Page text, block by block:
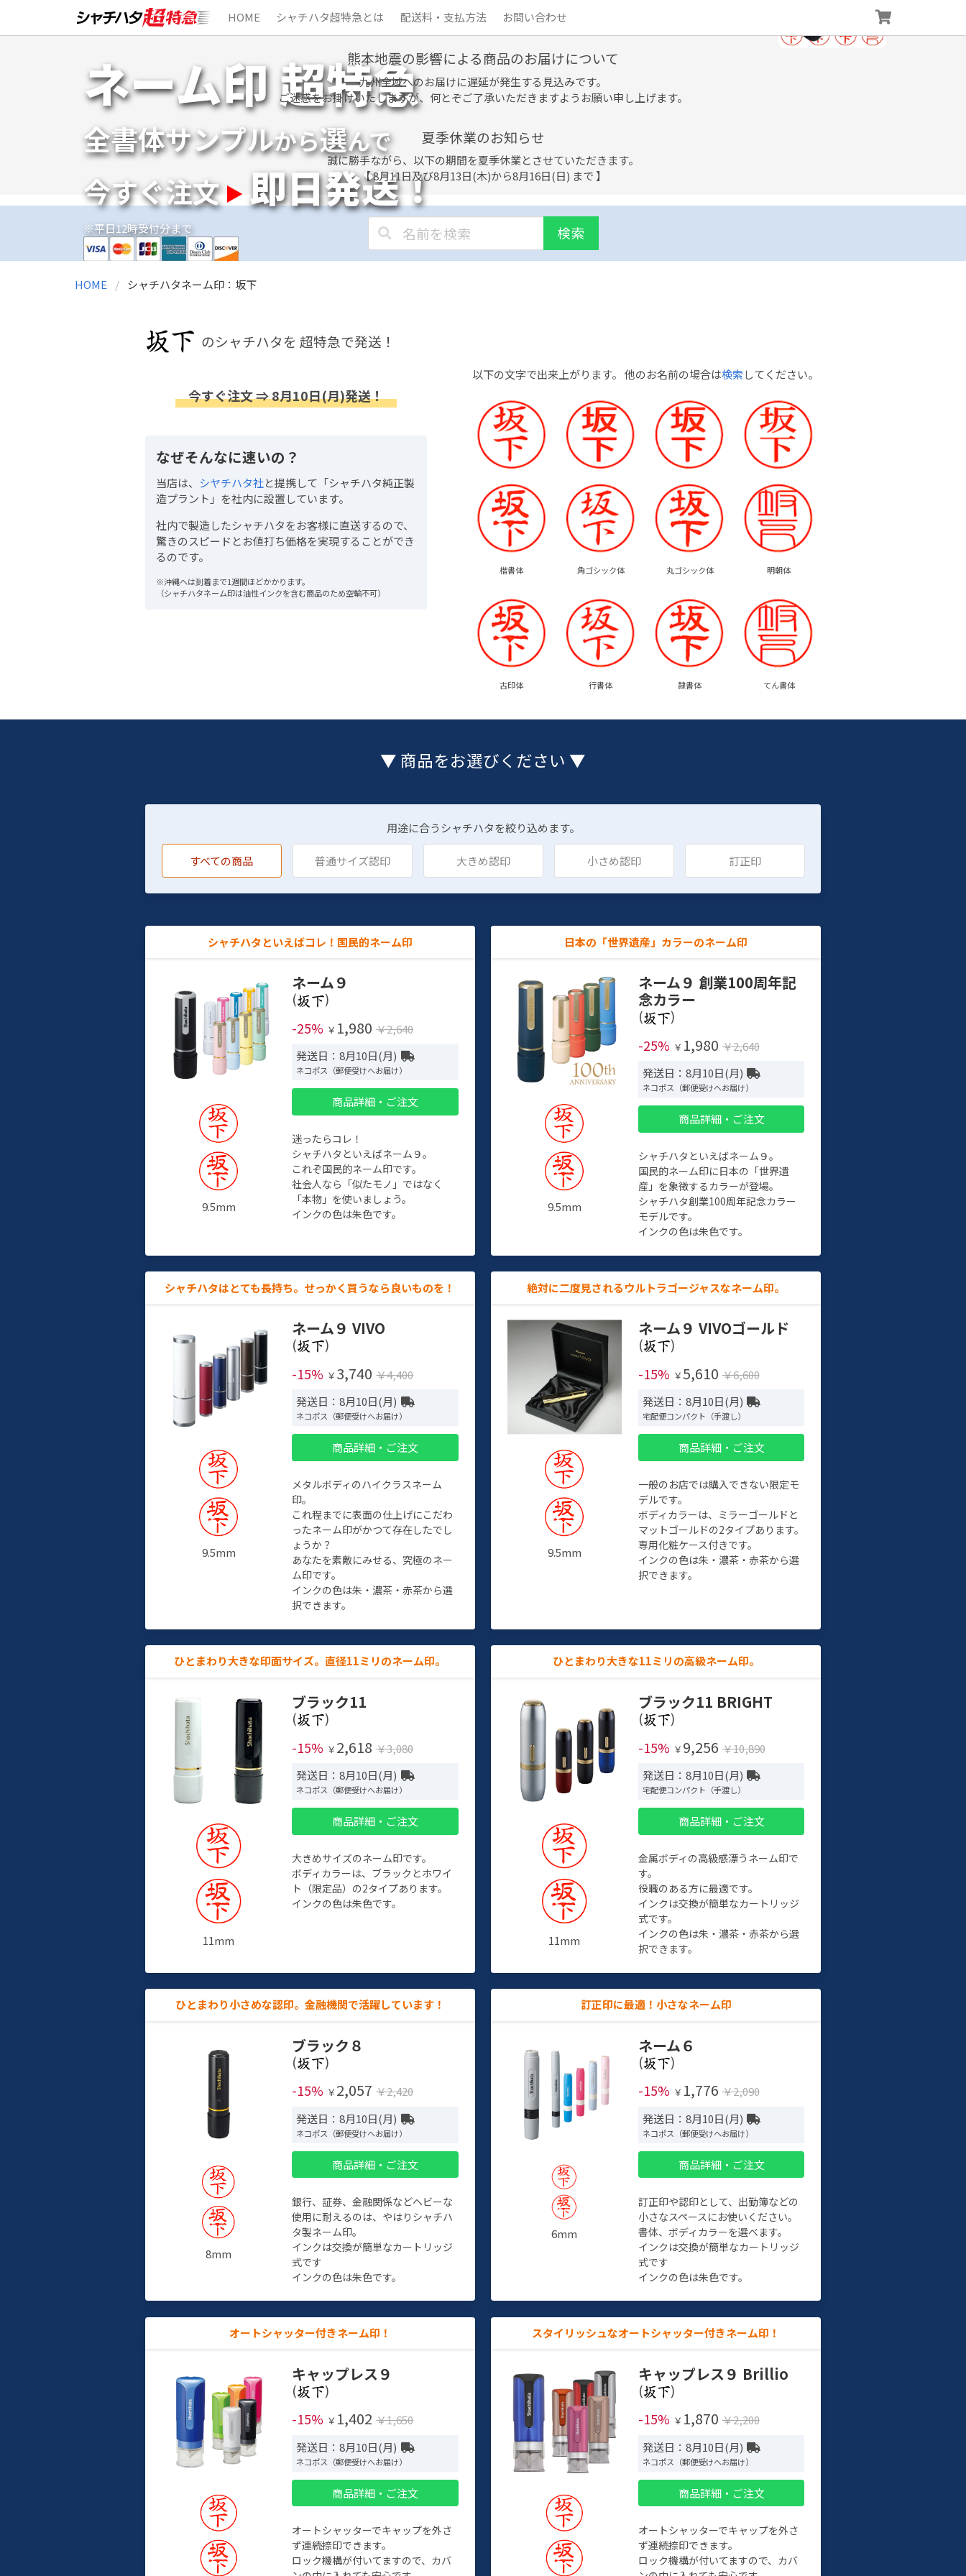
HOME シャチハタ超特急とは 配送料・支払方法 お問い合わせ
ネーム印 超特急
全書体サンプルから選んで
今すぐ注文 即日発送！
※平日12時受付分まで
熊本地震の影響による商品のお届けについて
九州全域へのお届けに遅延が発生する見込みです。
ご迷惑をお掛けいたしますが、何とぞご了承いただきますようお願い申し上げます。
夏季休業のお知らせ
誠に勝手ながら、以下の期間を夏季休業とさせていただきます。
【 8月11日及び8月13日(木)から8月16日(日) まで 】
検索
HOME シャチハタネーム印：坂下
のシャチハタを 超特急で発送！
以下の文字で出来上がります。 他のお名前の場合は検索してください。
楷書体 角ゴシック体 丸ゴシック体 明朝体
古印体 行書体 隷書体 てん書体
今すぐ注文 ⇒ 8月10日(月)発送！
なぜそんなに速いの？
当店は、 シヤチハタ社と提携して「シャチハタ純正製
造プラント」を社内に設置しています。
社内で製造したシャチハタをお客様に直送するので、
驚きのスピードとお値打ち価格を実現することができ
るのです。
※沖縄へは到着まで1週間ほどかかります。
（シャチハタネーム印は油性インクを含む商品のため空輸不可）
▼ 商品をお選びください ▼
用途に合うシャチハタを絞り込めます。
すべての商品 普通サイズ認印 大きめ認印 小さめ認印 訂正印
シャチハタといえばコレ！国民的ネーム印
9.5mm
ネーム９
(
)
-25% ￥ 1,980 ￥2,640
発送日：8月10日(月)
ネコポス（郵便受けへお届け）
商品詳細・ご注文
迷ったらコレ！
シャチハタといえばネーム９。
これぞ国民的ネーム印です。
社会人なら「似たモノ」ではなく
「本物」を使いましょう。
インクの色は朱色です。
日本の「世界遺産」カラーのネーム印
9.5mm
ネーム９ 創業100周年記
念カラー
(
)
-25% ￥ 1,980 ￥2,640
発送日：8月10日(月)
ネコポス（郵便受けへお届け）
商品詳細・ご注文
シャチハタといえばネーム９。
国民的ネーム印に日本の「世界遺
産」を象徴するカラーが登場。
シャチハタ創業100周年記念カラー
モデルです。
インクの色は朱色です。
シャチハタはとても長持ち。せっかく買うなら良いものを！
9.5mm
ネーム９ VIVO
(
)
-15% ￥ 3,740 ￥4,400
発送日：8月10日(月)
ネコポス（郵便受けへお届け）
商品詳細・ご注文
メタルボディのハイクラスネーム
印。
これ程までに表面の仕上げにこだわ
ったネーム印がかつて存在したでし
ょうか？
あなたを素敵にみせる、究極のネー
ム印です。
インクの色は朱・濃茶・赤茶から選
択できます。
絶対に二度見されるウルトラゴージャスなネーム印。
9.5mm
ネーム９ VIVOゴールド
(
)
-15% ￥ 5,610 ￥6,600
発送日：8月10日(月)
宅配便コンパクト（手渡し）
商品詳細・ご注文
一般のお店では購入できない限定モ
デルです。
ボディカラーは、ミラーゴールドと
マットゴールドの2タイプあります。
専用化粧ケース付きです。
インクの色は朱・濃茶・赤茶から選
択できます。
ひとまわり大きな印面サイズ。直径11ミリのネーム印。
11mm
ブラック11
(
)
-15% ￥ 2,618 ￥3,080
発送日：8月10日(月)
ネコポス（郵便受けへお届け）
商品詳細・ご注文
大きめサイズのネーム印です。
ボディカラーは、ブラックとホワイ
ト（限定品）の2タイプあります。
インクの色は朱色です。
ひとまわり大きな11ミリの高級ネーム印。
11mm
ブラック11 BRIGHT
(
)
-15% ￥ 9,256 ￥10,890
発送日：8月10日(月)
宅配便コンパクト（手渡し）
商品詳細・ご注文
金属ボディの高級感漂うネーム印で
す。
役職のある方に最適です。
インクは交換が簡単なカートリッジ
式です。
インクの色は朱・濃茶・赤茶から選
択できます。
ひとまわり小さめな認印。金融機関で活躍しています！
8mm
ブラック８
(
)
-15% ￥ 2,057 ￥2,420
発送日：8月10日(月)
ネコポス（郵便受けへお届け）
商品詳細・ご注文
銀行、証券、金融関係などヘビーな
使用に耐えるのは、やはりシャチハ
タ製ネーム印。
インクは交換が簡単なカートリッジ
式です
インクの色は朱色です。
訂正印に最適！小さなネーム印
6mm
ネーム６
(
)
-15% ￥ 1,776 ￥2,090
発送日：8月10日(月)
ネコポス（郵便受けへお届け）
商品詳細・ご注文
訂正印や認印として、出勤簿などの
小さなスペースにお使いください。
書体、ボディカラーを選べます。
インクは交換が簡単なカートリッジ
式です
インクの色は朱色です。
オートシャッター付きネーム印！
キャップレス９
(
)
-15% ￥ 1,402 ￥1,650
発送日：8月10日(月)
ネコポス（郵便受けへお届け）
商品詳細・ご注文
オートシャッターでキャップを外さ
ず連続捺印できます。
ロック機構が付いてますので、カバ
スタイリッシュなオートシャッター付きネーム印！
キャップレス９ Brillio
(
)
-15% ￥ 1,870 ￥2,200
発送日：8月10日(月)
ネコポス（郵便受けへお届け）
商品詳細・ご注文
オートシャッターでキャップを外さ
ず連続捺印できます。
ロック機構が付いてますので、カバ